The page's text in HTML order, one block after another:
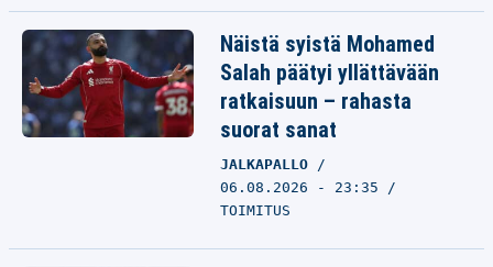
Näistä syistä Mohamed
Salah päätyi yllättävään
ratkaisuun – rahasta
suorat sanat
JALKAPALLO
06.08.2026 - 23:35
TOIMITUS